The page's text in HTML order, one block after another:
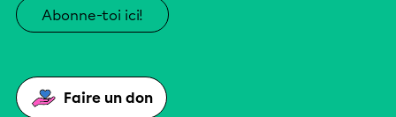
Abonne-toi ici!
Faire un don